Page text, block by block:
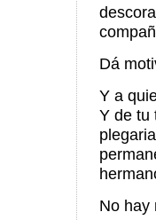
Dá
Y a
Y de tu
No hay